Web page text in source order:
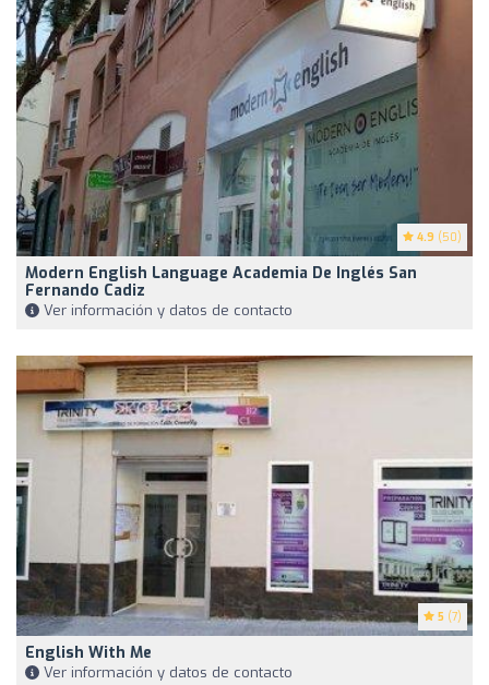
4.9 (50)
Modern English Language Academia De Inglés San
Fernando Cadiz
Ver información y datos de contacto
5 (7)
English With Me
Ver información y datos de contacto